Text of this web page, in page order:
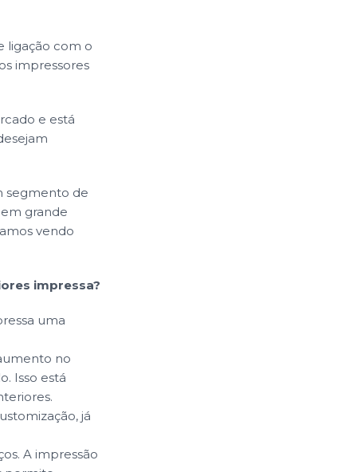
ligação com o
impressores
e está
segmento de
grande
vendo
impressa?
uma
no
Isso está
já
A impressão